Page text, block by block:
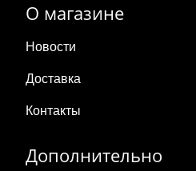
О магазине
Новости
Доставка
Контакты
Дополнительно